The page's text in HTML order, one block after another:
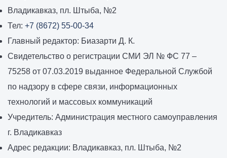
Владикавказ, пл. Штыба, №2
Тел: +7 (8672) 55-00-34
Главный редактор: Биазарти Д. К.
Свидетельство о регистрации СМИ ЭЛ № ФС 77 –
75258 от 07.03.2019 выданное Федеральной Службой
по надзору в сфере связи, информационных
технологий и массовых коммуникаций
Учредитель: Администрация местного самоуправления
г. Владикавказ
Адрес редакции: Владикавказ, пл. Штыба, №2